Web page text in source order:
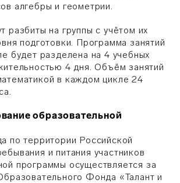
алгебры и геометрии.
разбиты на группы с учётом их
подготовки. Программа занятий
будет разделена на 4 учебных
4 дня. Объём занятий
в каждом цикле 24
образовательной
по территории Российской
и питания участников
программы осуществляется за
Фонда «Талант и